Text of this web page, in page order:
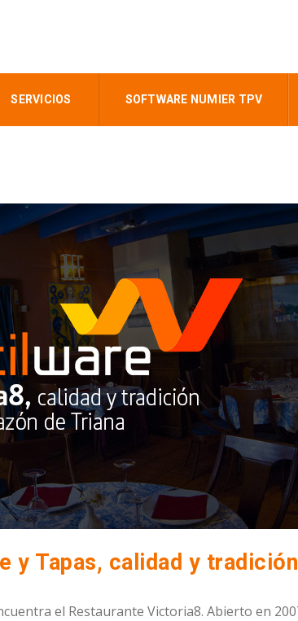
SERVICIOS SOFTWARE NUMIER TPV
el Restaurante Victoria8. Abierto en